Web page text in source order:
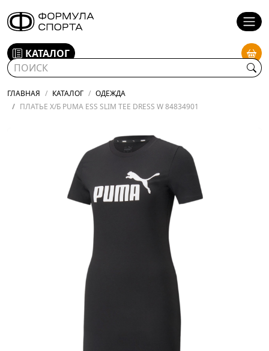
КАТАЛОГ
ГЛАВНАЯ КАТАЛОГ
ОДЕЖДА
ПЛАТЬЕ Х/Б PUMA ESS SLIM TEE DRESS W 84834901